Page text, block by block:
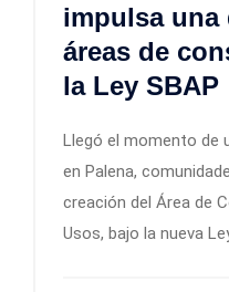
impulsa una
áreas de
la Ley SBAP
Llegó el momento de
en Palena,
creación del Área de
Usos, bajo la nueva